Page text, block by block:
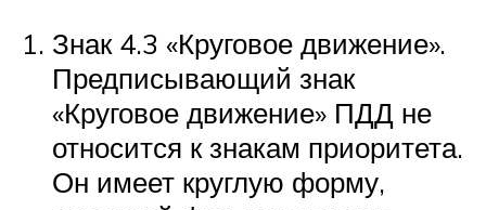
Знак 4.3 «Круговое движение».
Предписывающий знак
«Круговое движение» ПДД не
относится к знакам приоритета.
Он имеет круглую форму,